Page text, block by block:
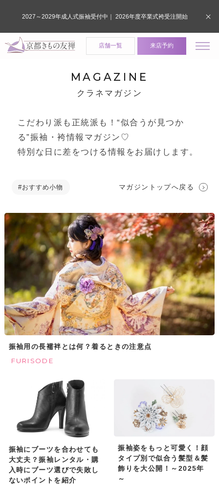
店舗一覧 来店予約
MAGAZINE
クラネマガジン
こだわり派も正統派も！“似合うが見つか
る”振袖・袴情報マガジン♡
特別な日に差をつける情報をお届けします。
#おすすめ小物 マガジントップへ戻る
振袖用の長襦袢とは何？着るときの注意点
FURISODE
振袖にブーツを合わせても
大丈夫？振袖レンタル・購
入時にブーツ選びで失敗し
ないポイントを紹介
振袖姿をもっと可愛く！顔
タイプ別で似合う髪型＆髪
飾りを大公開！～2025年
～
2027～2029年成人式振袖受付中｜ 2026年度卒業式袴受注開始